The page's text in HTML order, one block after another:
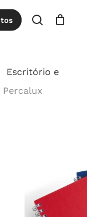
procurar
Close
Escritório e
Percalux